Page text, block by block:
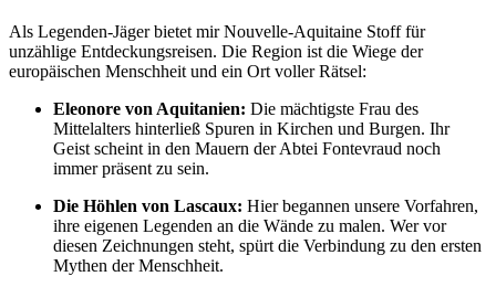
Als Legenden-Jäger bietet mir Nouvelle-Aquitaine Stoff für
unzählige Entdeckungsreisen. Die Region ist die Wiege der
europäischen Menschheit und ein Ort voller Rätsel:
Eleonore von Aquitanien: Die mächtigste Frau des
Mittelalters hinterließ Spuren in Kirchen und Burgen. Ihr
Geist scheint in den Mauern der Abtei Fontevraud noch
immer präsent zu sein.
Die Höhlen von Lascaux: Hier begannen unsere Vorfahren,
ihre eigenen Legenden an die Wände zu malen. Wer vor
diesen Zeichnungen steht, spürt die Verbindung zu den ersten
Mythen der Menschheit.